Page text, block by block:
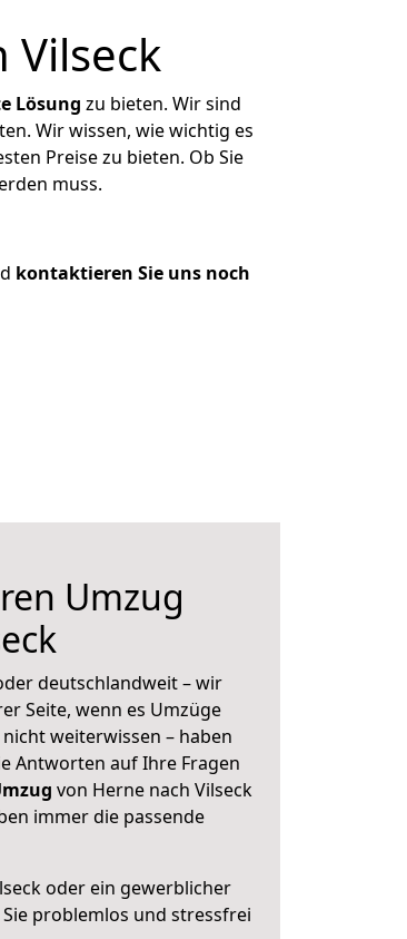
Lösung zu bieten. Wir sind
Wir wissen, wie wichtig es
Preise zu bieten. Ob Sie
muss.
kontaktieren Sie uns noch
Umzug
deutschlandweit – wir
Seite, wenn es Umzüge
weiterwissen – haben
Antworten auf Ihre Fragen
von Herne nach Vilseck
immer die passende
oder ein gewerblicher
problemlos und stressfrei